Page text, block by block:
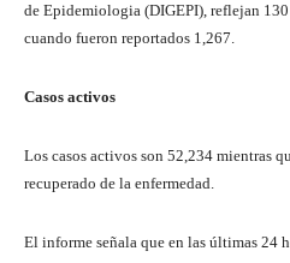
de Epidemiologia (DIGEPI), reflejan
cuando fueron reportados 1,267.
Casos activos
Los casos activos son 52,234 mientras
recuperado de la enfermedad.
El informe señala que en las últimas 24